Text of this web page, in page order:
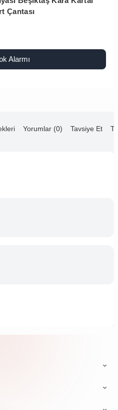
Çantası
Alarmı
Yorumlar (0) Tavsiye Et